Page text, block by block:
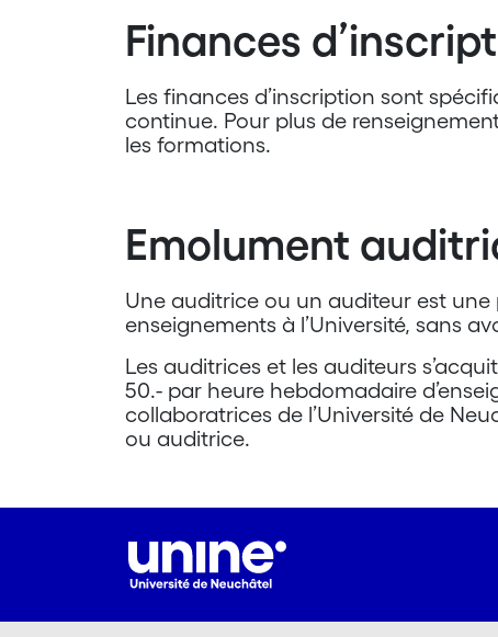
Finances
Les finances d’inscription sont
continue. Pour plus de
les formations.
Emolument
Une auditrice ou un auditeur est une
enseignements à l’Université, sans
Les auditrices et les auditeurs
50.- par heure hebdomadaire
collaboratrices de l’Université de
ou auditrice.